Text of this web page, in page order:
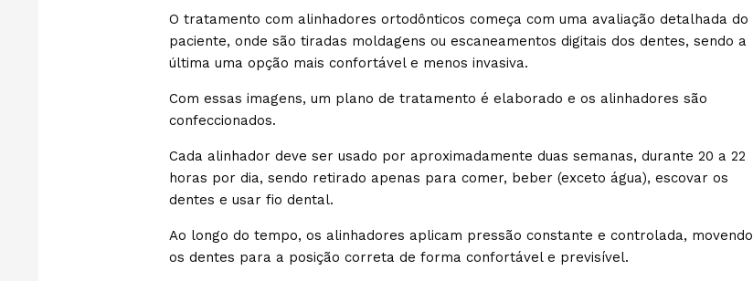
O tratamento com alinhadores ortodônticos começa com uma avaliação detalhada do
paciente, onde são tiradas moldagens ou escaneamentos digitais dos dentes, sendo a
última uma opção mais confortável e menos invasiva.
Com essas imagens, um plano de tratamento é elaborado e os alinhadores são
confeccionados.
Cada alinhador deve ser usado por aproximadamente duas semanas, durante 20 a 22
horas por dia, sendo retirado apenas para comer, beber (exceto água), escovar os
dentes e usar fio dental.
Ao longo do tempo, os alinhadores aplicam pressão constante e controlada, movendo
os dentes para a posição correta de forma confortável e previsível.